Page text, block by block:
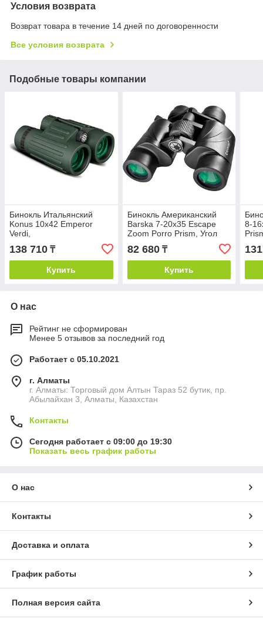
Условия возврата
Возврат товара в течение 14 дней по договоренности
Все условия возврата
Подобные товары компании
Бинокль Итальянский
Konus 10x42 Emperor
Verdi,
водонепроницаемый, с
крышей призмой, угол
обзора 6.0 градусов
138 710 ₸
Купить
Бинокль Американский
Barska 7-20x35 Escape
Zoom Porro Prism, Угол
Обзора 5.6-3.1 Градуса
82 680₸
Купить
8-
О нас
Рейтинг не сформирован
Менее 5 отзывов за последний год
Работает с 05.10.2021
г. Алматы
г. Алматы: Торговый дом Алтын Тараз 52 бутик, пр.
Абылайхан 3, Алматы, Казахстан
Контакты
Сегодня работает с 09:00 до 19:30
Показать весь график работы
О нас
Контакты
Доставка и оплата
График работы
Полная версия сайта